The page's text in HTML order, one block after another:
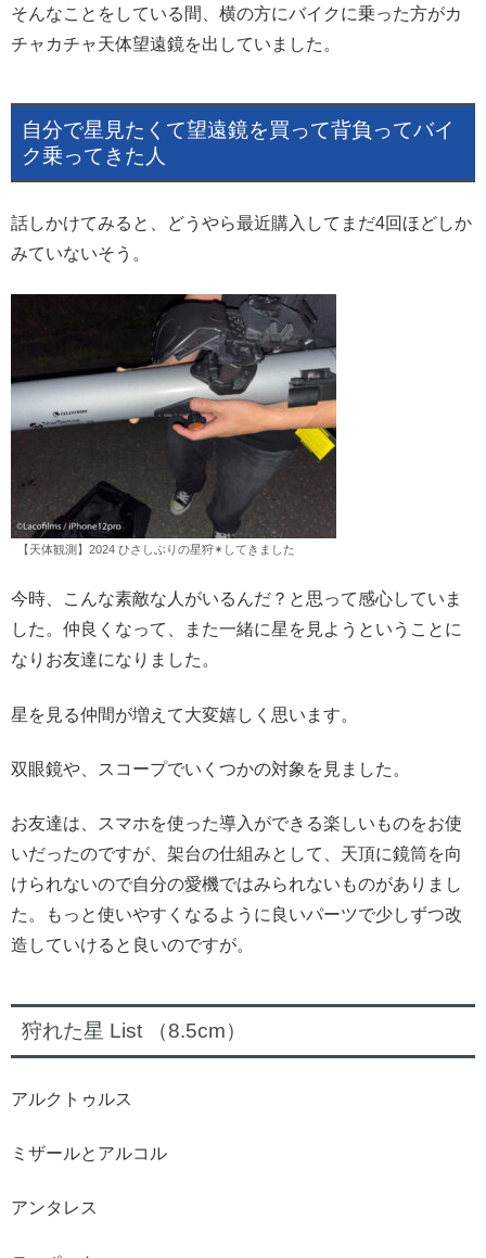
そんなことをしている間、横の方にバイクに乗った方がカ
チャカチャ天体望遠鏡を出していました。
自分で星見たくて望遠鏡を買って背負ってバイ
ク乗ってきた人
話しかけてみると、どうやら最近購入してまだ4回ほどしか
みていないそう。
【天体観測】2024 ひさしぶりの星狩✴︎してきました
今時、こんな素敵な人がいるんだ？と思って感心していま
した。仲良くなって、また一緒に星を見ようということに
なりお友達になりました。
星を見る仲間が増えて大変嬉しく思います。
双眼鏡や、スコープでいくつかの対象を見ました。
お友達は、スマホを使った導入ができる楽しいものをお使
いだったのですが、架台の仕組みとして、天頂に鏡筒を向
けられないので自分の愛機ではみられないものがありまし
た。もっと使いやすくなるように良いパーツで少しずつ改
造していけると良いのですが。
狩れた星 List （8.5cm）
アルクトゥルス
ミザールとアルコル
アンタレス